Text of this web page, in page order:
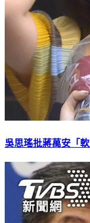
吳思瑤批蔣萬安「